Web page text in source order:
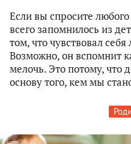
Если вы спросите
всего запомнилось из
том, что чувствовал
Возможно, он вспомнит
мелочь. Это потому, что
основу того, кем мы